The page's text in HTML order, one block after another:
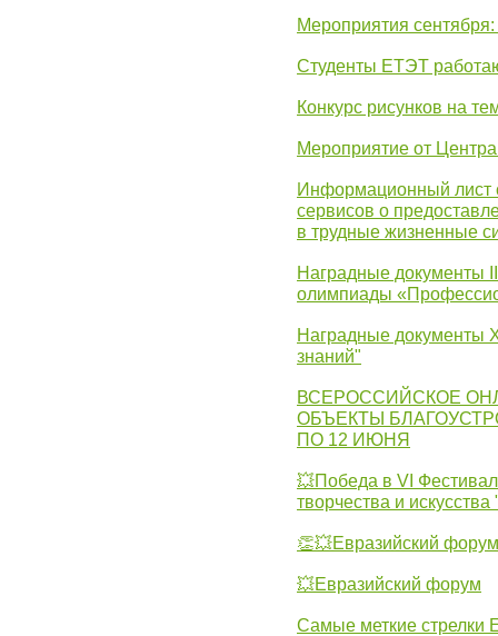
Мероприятия
Студенты ЕТЭТ
Конкурс рисунков на
Мероприятие от
Информационный лист
сервисов о
в трудные жизненные
Наградные документы
олимпиады
Наградные документы
знаний"
ВСЕРОССИЙСКОЕ
ОБЪЕКТЫ
ПО 12 ИЮНЯ
💥Победа в VI
творчества и
👏💥Евразийский форум
💥Евразийский форум
Самые меткие стрелки